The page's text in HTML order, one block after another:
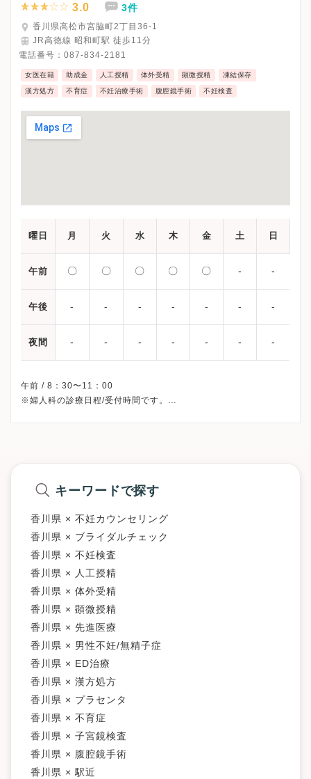
3.0 3件
香川県高松市宮脇町2丁目36-1
JR高徳線 昭和町駅 徒歩11分
電話番号： 087-834-2181
女医在籍 助成金 人工授精 体外受精 顕微授精 凍結保存
漢方処方 不育症 不妊治療手術 腹腔鏡手術 不妊検査
曜日 月 火 水 木 金 土 日
午前 〇 〇 〇 〇 〇 - -
午後 - - - - - - -
夜間 - - - - - - -
午前 / 8：30〜11：00
※婦人科の診療日程/受付時間です。
キーワードで探す
香川県 × 不妊カウンセリング
香川県 × ブライダルチェック
香川県 × 不妊検査
香川県 × 人工授精
香川県 × 体外受精
香川県 × 顕微授精
香川県 × 先進医療
香川県 × 男性不妊/無精子症
香川県 × ED治療
香川県 × 漢方処方
香川県 × プラセンタ
香川県 × 不育症
香川県 × 子宮鏡検査
香川県 × 腹腔鏡手術
香川県 × 駅近